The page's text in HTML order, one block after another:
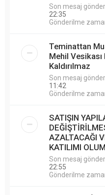
Son mesaj
22:35
Gönderilme
Teminattan
Mehil
Kaldırılmaz
Son mesaj
11:42
Gönderilme
SATIŞIN
AZALTACAĞI
KATILIMI
Son mesaj
22:55
Gönderilme